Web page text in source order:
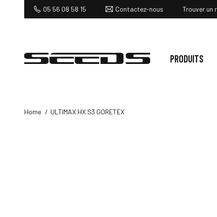
05 56 08 58 15 Contactez-nous Trouver un
PRODUITS
Home ULTIMAX HX S3 GORETEX